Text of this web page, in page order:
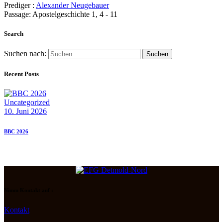
Prediger : Alexander Neugebauer
Passage: Apostelgeschichte 1, 4 - 11
Search
Suchen nach:
Recent Posts
Uncategorized
10. Juni 2026
BBC 2026
Kontakt